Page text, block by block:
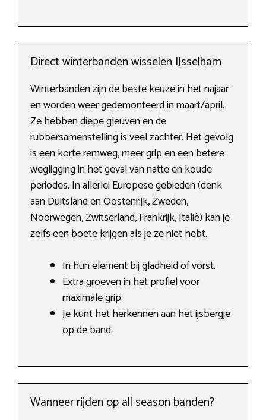
Direct winterbanden wisselen IJsselham
Winterbanden zijn de beste keuze in het najaar
en worden weer gedemonteerd in maart/april.
Ze hebben diepe gleuven en de
rubbersamenstelling is veel zachter. Het gevolg
is een korte remweg, meer grip en een betere
wegligging in het geval van natte en koude
periodes. In allerlei Europese gebieden (denk
aan Duitsland en Oostenrijk, Zweden,
Noorwegen, Zwitserland, Frankrijk, Italië) kan je
zelfs een boete krijgen als je ze niet hebt.
In hun element bij gladheid of vorst.
Extra groeven in het profiel voor
maximale grip.
Je kunt het herkennen aan het ijsbergje
op de band.
Wanneer rijden op all season banden?